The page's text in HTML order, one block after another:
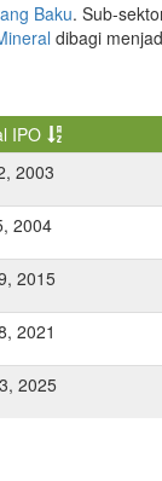
Baku. Sub-
dibagi
IPO
2003
2004
2015
2021
2025